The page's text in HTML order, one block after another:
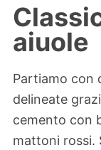
aiuole
Partiamo con
delineate
cemento con
mattoni rossi.